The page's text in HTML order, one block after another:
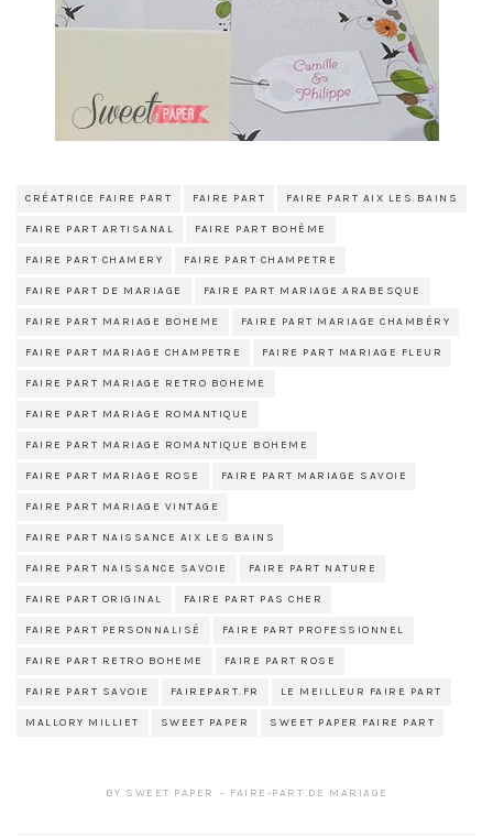
CRÉATRICE FAIRE PART FAIRE PART FAIRE PART AIX LES BAINS
FAIRE PART ARTISANAL FAIRE PART BOHÈME
FAIRE PART CHAMERY FAIRE PART CHAMPETRE
FAIRE PART DE MARIAGE FAIRE PART MARIAGE ARABESQUE
FAIRE PART MARIAGE BOHEME FAIRE PART MARIAGE CHAMBÉRY
FAIRE PART MARIAGE CHAMPETRE FAIRE PART MARIAGE FLEUR
FAIRE PART MARIAGE RETRO BOHEME
FAIRE PART MARIAGE ROMANTIQUE
FAIRE PART MARIAGE ROMANTIQUE BOHEME
FAIRE PART MARIAGE ROSE FAIRE PART MARIAGE SAVOIE
FAIRE PART MARIAGE VINTAGE
FAIRE PART NAISSANCE AIX LES BAINS
FAIRE PART NAISSANCE SAVOIE FAIRE PART NATURE
FAIRE PART ORIGINAL FAIRE PART PAS CHER
FAIRE PART PERSONNALISÉ FAIRE PART PROFESSIONNEL
FAIRE PART RETRO BOHEME FAIRE PART ROSE
FAIRE PART SAVOIE FAIREPART.FR LE MEILLEUR FAIRE PART
MALLORY MILLIET SWEET PAPER SWEET PAPER FAIRE PART
BY SWEET PAPER FAIRE-PART DE MARIAGE